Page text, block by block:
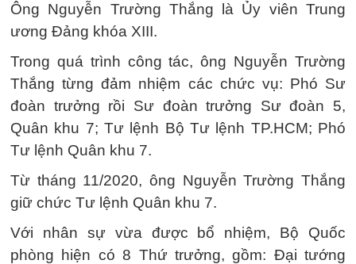
Ông Nguyễn Trường Thắng là Ủy viên Trung
ương Đảng khóa XIII.
Trong quá trình công tác, ông Nguyễn Trường
Thắng từng đảm nhiệm các chức vụ: Phó Sư
đoàn trưởng rồi Sư đoàn trưởng Sư đoàn 5,
Quân khu 7; Tư lệnh Bộ Tư lệnh TP.HCM; Phó
Tư lệnh Quân khu 7.
Từ tháng 11/2020, ông Nguyễn Trường Thắng
giữ chức Tư lệnh Quân khu 7.
Với nhân sự vừa được bổ nhiệm, Bộ Quốc
phòng hiện có 8 Thứ trưởng, gồm: Đại tướng